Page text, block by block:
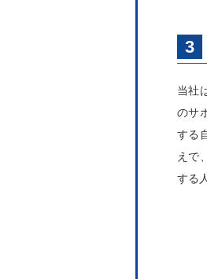
3
当社
のサ
する
えで
する